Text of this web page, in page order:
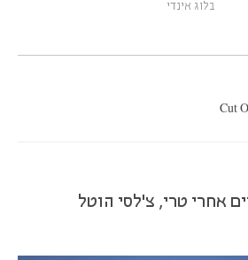
בלוג אינדי
אחרי טרי, צ'לסי הוטל